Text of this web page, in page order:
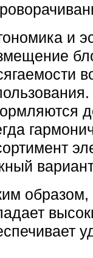
и
образом,